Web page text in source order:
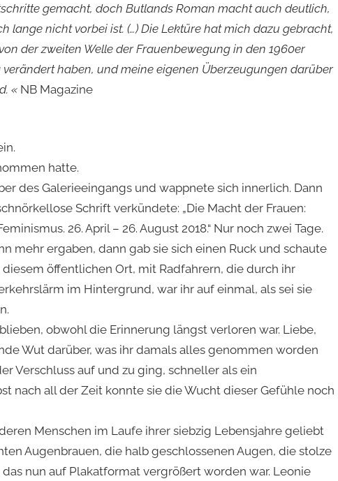
gemacht, doch Butlands Roman macht auch deutlich,
lange nicht vorbei ist. (…) Die Lektüre hat mich dazu gebracht,
der zweiten Welle der Frauenbewegung in den 1960er
haben, und meine eigenen Überzeugungen darüber
« NB Magazine
hatte.
des Galerieeingangs und wappnete sich innerlich. Dann
Schrift verkündete: „Die Macht der Frauen:
26. April – 26. August 2018.“ Nur noch zwei Tage.
mehr ergaben, dann gab sie sich einen Ruck und schaute
öffentlichen Ort, mit Radfahrern, die durch ihr
im Hintergrund, war ihr auf einmal, als sei sie
obwohl die Erinnerung längst verloren war. Liebe,
Wut darüber, was ihr damals alles genommen worden
Verschluss auf und zu ging, schneller als ein
nach all der Zeit konnte sie die Wucht dieser Gefühle noch
Menschen im Laufe ihrer siebzig Lebensjahre geliebt
Augenbrauen, die halb geschlossenen Augen, die stolze
nun auf Plakatformat vergrößert worden war. Leonie